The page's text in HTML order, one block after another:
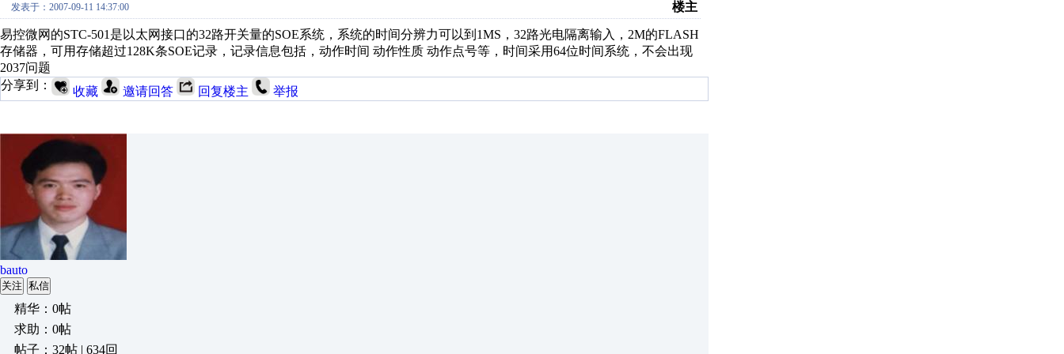
发表于：2007-09-11 14:37:00 楼主
易控微网的STC-501是以太网接口的32路开关量的SOE系统，系统的时间分辨力可以到1MS，32路光电隔离输入，2M的FLASH
存储器，可用存储超过128K条SOE记录，记录信息包括，动作时间 动作性质 动作点号等，时间采用64位时间系统，不会出现
2037问题
分享到：
收藏 邀请回答 回复楼主 举报
bauto
关注 私信
精华：0帖
求助：0帖
帖子：32帖 | 634回